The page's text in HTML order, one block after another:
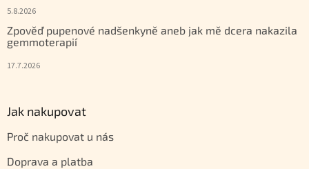
5.8.2026
Zpověď pupenové nadšenkyně aneb jak mě dcera nakazila
gemmoterapií
17.7.2026
Jak nakupovat
Proč nakupovat u nás
Doprava a platba